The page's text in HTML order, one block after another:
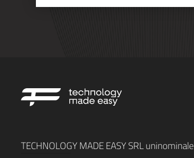
TECHNOLOGY MADE EASY SRL uninominale